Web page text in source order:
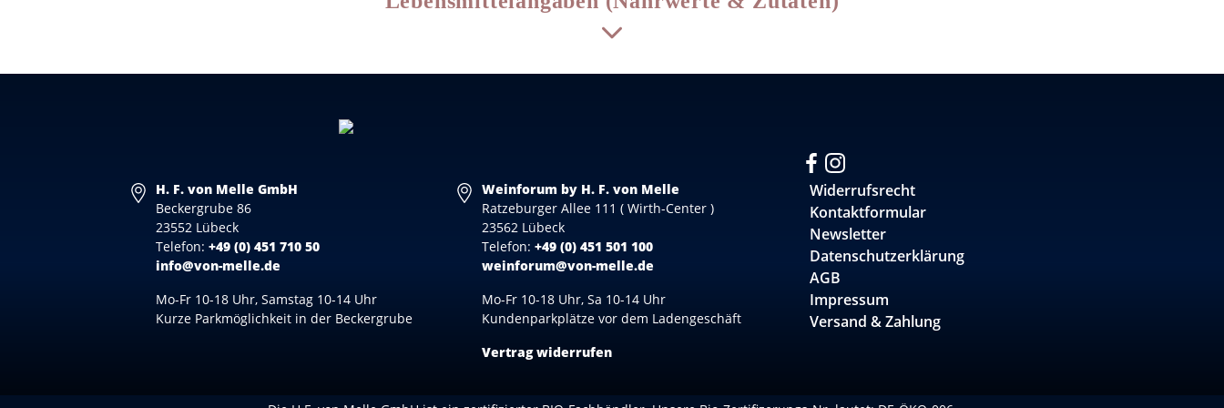
H. F. von Melle GmbH
Beckergrube 86
23552 Lübeck
Telefon:+49 (0) 451 710 50
info@von-melle.de
Mo-Fr 10-18 Uhr, Samstag 10-14 Uhr
Kurze Parkmöglichkeit in der Beckergrube
Weinforum by H. F. von Melle
Ratzeburger Allee 111 ( Wirth-Center )
23562 Lübeck
Telefon: +49 (0) 451 501 100
weinforum@von-melle.de
Mo-Fr 10-18 Uhr, Sa 10-14 Uhr
Kundenparkplätze vor dem Ladengeschäft
Vertrag widerrufen
Widerrufsrecht
Kontaktformular
Newsletter
Datenschutzerklärung
AGB
Impressum
Versand & Zahlung